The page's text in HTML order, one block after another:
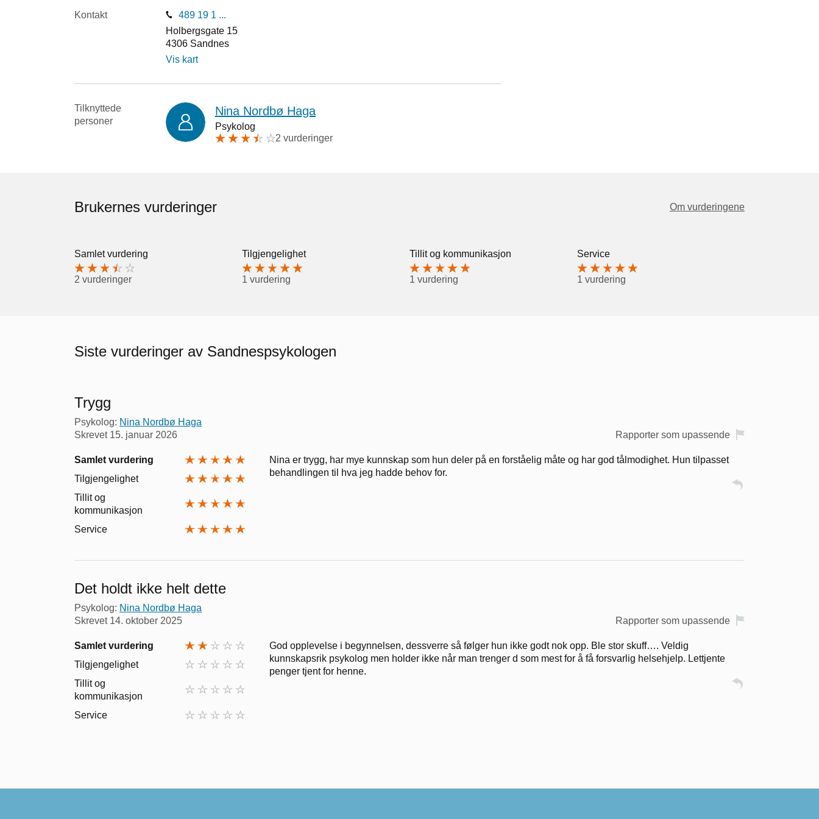
Kontakt
489 19 1 ...
Holbergsgate 15
4306 Sandnes
Vis kart
Tilknyttede
personer
Nina Nordbø Haga
Psykolog
2 vurderinger
Brukernes vurderinger Om vurderingene
Samlet vurdering
2 vurderinger
Tilgjengelighet
1 vurdering
Tillit og kommunikasjon
1 vurdering
Service
1 vurdering
Siste vurderinger av Sandnespsykologen
Trygg
Psykolog: Nina Nordbø Haga
Skrevet 15. januar 2026 Rapporter som upassende
Samlet vurdering
Tilgjengelighet
Tillit og
kommunikasjon
Service
Nina er trygg, har mye kunnskap som hun deler på en forståelig måte og har god tålmodighet. Hun tilpasset
behandlingen til hva jeg hadde behov for.
Det holdt ikke helt dette
Psykolog: Nina Nordbø Haga
Skrevet 14. oktober 2025 Rapporter som upassende
Samlet vurdering
Tilgjengelighet
Tillit og
kommunikasjon
Service
God opplevelse i begynnelsen, dessverre så følger hun ikke godt nok opp. Ble stor skuff…. Veldig
kunnskapsrik psykolog men holder ikke når man trenger d som mest for å få forsvarlig helsehjelp. Lettjente
penger tjent for henne.